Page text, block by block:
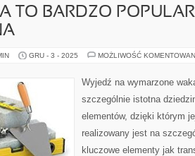
TO BARDZO
GRU - 3 - 2025 MOŻLIWOŚĆ
Wyjedź na wymarzone
szczególnie istotna
elementów, dzięki którym
realizowany jest na
kluczowe elementy jak